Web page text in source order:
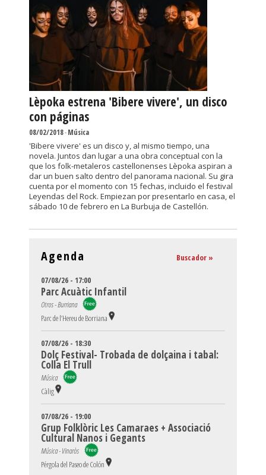
Lèpoka estrena 'Bibere vivere', un disco
con páginas
08/02/2018-Música
'Bibere vivere' es un disco y, al mismo tiempo, una
novela. Juntos dan lugar a una obra conceptual con la
que los folk-metaleros castellonenses Lèpoka aspiran a
dar un buen salto dentro del panorama nacional. Su gira
cuenta por el momento con 15 fechas, incluido el festival
Leyendas del Rock. Empiezan por presentarlo en casa, el
sábado 10 de febrero en La Burbuja de Castellón.
Agenda Buscador »
07/08/26 - 17:00
Parc Acuàtic Infantil
Otros - Burriana
Parc de l’Hereu de Borriana
07/08/26 - 18:30
Dolç Festival- Trobada de dolçaina i tabal:
Colla El Trull
Música
Càlig
07/08/26 - 19:00
Grup Folklòric Les Camaraes + Associació
Cultural Nanos i Gegants
Música - Vinaròs
Pérgola del Paseo de Colón